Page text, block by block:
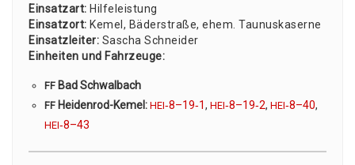
Ein­satz­art: Hil­fe­leis­tung
Ein­satz­ort: Kemel, Bäder­stra­ße, ehem. Tau­nus­ka­ser­ne
Ein­satz­lei­ter: Sascha Schnei­der
Ein­hei­ten und Fahr­zeu­ge:
FF Bad Schwalbach
FF Hei­den­rod-Kemel: HEI‑8–19‑1, HEI‑8–19‑2, HEI‑8–40,
HEI‑8–43